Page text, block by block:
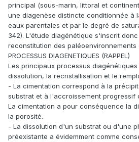
principal (sous-marin, littoral et
une diagenèse distincte conditionnée à
eaux parentales et par le degré de
342). L'étude diagénétique s'inscrit
reconstitution des paléoenvironnements
PROCESSUS DIAGENETIQUES (RAPPEL)
Les principaux processus
dissolution, la recristallisation et le
- La cimentation correspond à la
substrat et à l'accroissement progressif
La cimentation a pour conséquence la
la porosité.
- La dissolution d'un substrat ou d'une
préexistante a évidemment comme